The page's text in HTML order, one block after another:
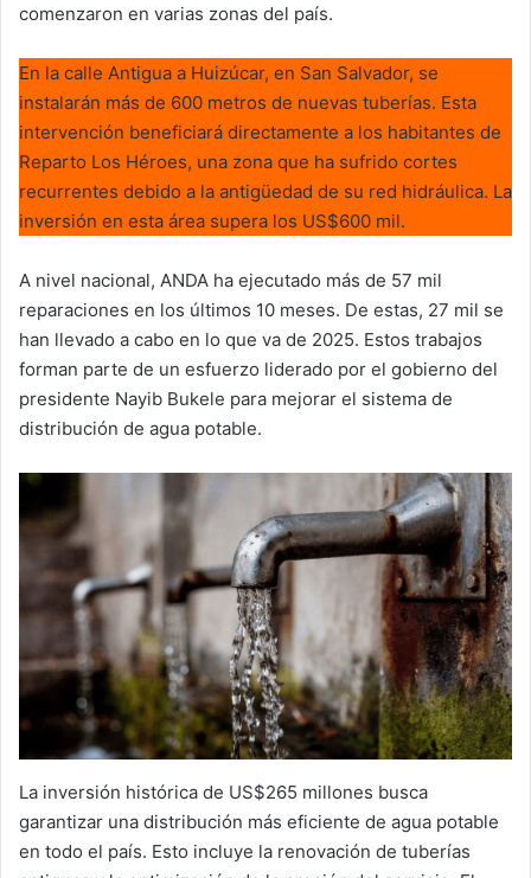
comenzaron en varias zonas del país.
En la calle Antigua a Huizúcar, en San Salvador, se
instalarán más de 600 metros de nuevas tuberías. Esta
intervención beneficiará directamente a los habitantes de
Reparto Los Héroes, una zona que ha sufrido cortes
recurrentes debido a la antigüedad de su red hidráulica. La
inversión en esta área supera los US$600 mil.
A nivel nacional, ANDA ha ejecutado más de 57 mil
reparaciones en los últimos 10 meses. De estas, 27 mil se
han llevado a cabo en lo que va de 2025. Estos trabajos
forman parte de un esfuerzo liderado por el gobierno del
presidente Nayib Bukele para mejorar el sistema de
distribución de agua potable.
La inversión histórica de US$265 millones busca
garantizar una distribución más eficiente de agua potable
en todo el país. Esto incluye la renovación de tuberías